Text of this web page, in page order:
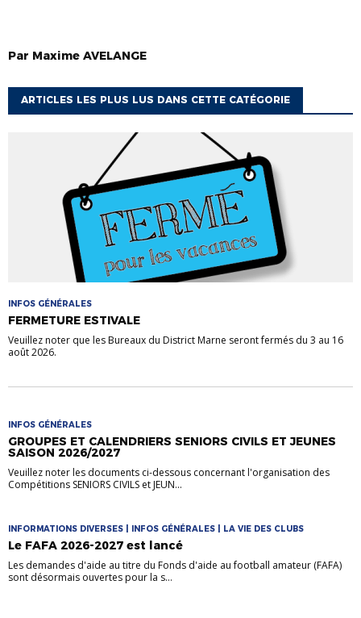
Par Maxime AVELANGE
ARTICLES LES PLUS LUS DANS CETTE CATÉGORIE
INFOS GÉNÉRALES
FERMETURE ESTIVALE
Veuillez noter que les Bureaux du District Marne seront fermés du 3 au 16
août 2026.
INFOS GÉNÉRALES
GROUPES ET CALENDRIERS SENIORS CIVILS ET JEUNES
SAISON 2026/2027
Veuillez noter les documents ci-dessous concernant l'organisation des
Compétitions SENIORS CIVILS et JEUN...
INFORMATIONS DIVERSES | INFOS GÉNÉRALES | LA VIE DES CLUBS
Le FAFA 2026-2027 est lancé
Les demandes d'aide au titre du Fonds d'aide au football amateur (FAFA)
sont désormais ouvertes pour la s...